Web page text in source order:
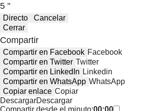
5 "
Directo
Cancelar
Cerrar
Compartir
Compartir en Facebook Facebook
Compartir en Twitter Twitter
Compartir en LinkedIn Linkedin
Compartir en WhatsApp WhatsApp
Copiar enlace Copiar
DescargarDescargar
Compartir desde el minuto:00:00